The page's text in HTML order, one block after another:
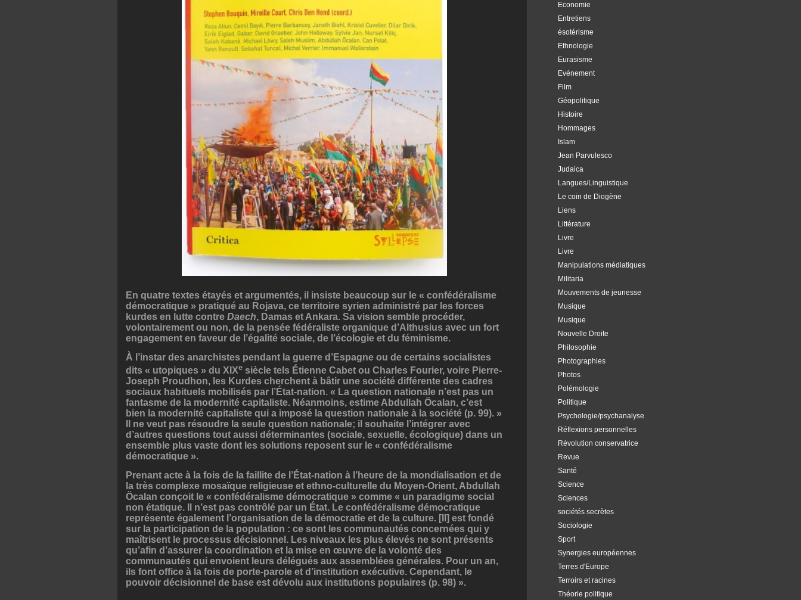
Economie
Entretiens
ésotérisme
Ethnologie
Eurasisme
Evénement
Film
Géopolitique
Histoire
Hommages
Islam
Jean Parvulesco
Judaica
Langues/Linguistique
Le coin de Diogène
Liens
Littérature
Livre
Livre
Manipulations médiatiques
Militaria
Mouvements de jeunesse
Musique
Musique
Nouvelle Droite
Philosophie
Photographies
Photos
Polémologie
Politique
Psychologie/psychanalyse
Réflexions personnelles
Révolution conservatrice
Revue
Santé
Science
Sciences
sociétés secrètes
Sociologie
Sport
Synergies européennes
Terres d'Europe
Terroirs et racines
Théorie politique
En quatre textes étayés et argumentés, il insiste beaucoup sur le « confédéralisme
démocratique » pratiqué au Rojava, ce territoire syrien administré par les forces
kurdes en lutte contre Daech, Damas et Ankara. Sa vision semble procéder,
volontairement ou non, de la pensée fédéraliste organique d’Althusius avec un fort
engagement en faveur de l’égalité sociale, de l’écologie et du féminisme.
À l’instar des anarchistes pendant la guerre d’Espagne ou de certains socialistes
dits « utopiques » du XIXe siècle tels Étienne Cabet ou Charles Fourier, voire Pierre-
Joseph Proudhon, les Kurdes cherchent à bâtir une société différente des cadres
sociaux habituels mobilisés par l’État-nation. « La question nationale n’est pas un
fantasme de la modernité capitaliste. Néanmoins, estime Abdullah Öcalan, c’est
bien la modernité capitaliste qui a imposé la question nationale à la société (p. 99). »
Il ne veut pas résoudre la seule question nationale; il souhaite l’intégrer avec
d’autres questions tout aussi déterminantes (sociale, sexuelle, écologique) dans un
ensemble plus vaste dont les solutions reposent sur le « confédéralisme
démocratique ».
Prenant acte à la fois de la faillite de l’État-nation à l’heure de la mondialisation et de
la très complexe mosaïque religieuse et ethno-culturelle du Moyen-Orient, Abdullah
Öcalan conçoit le « confédéralisme démocratique » comme « un paradigme social
non étatique. Il n’est pas contrôlé par un État. Le confédéralisme démocratique
représente également l’organisation de la démocratie et de la culture. [Il] est fondé
sur la participation de la population : ce sont les communautés concernées qui y
maîtrisent le processus décisionnel. Les niveaux les plus élevés ne sont présents
qu’afin d’assurer la coordination et la mise en œuvre de la volonté des
communautés qui envoient leurs délégués aux assemblées générales. Pour un an,
ils font office à la fois de porte-parole et d’institution exécutive. Cependant, le
pouvoir décisionnel de base est dévolu aux institutions populaires (p. 98) ».